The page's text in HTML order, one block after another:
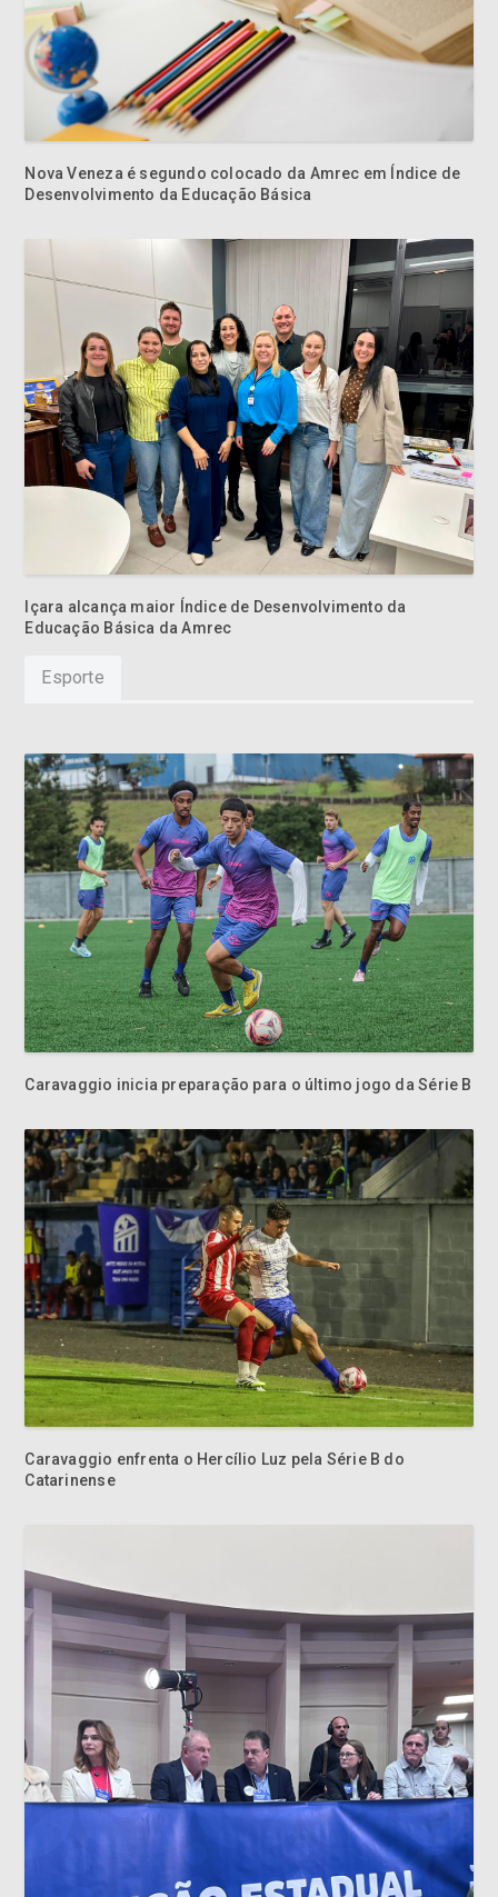
Nova Veneza é segundo colocado da Amrec em Índice de
Desenvolvimento da Educação Básica
Içara alcança maior Índice de Desenvolvimento da
Educação Básica da Amrec
Esporte
Caravaggio inicia preparação para o último jogo da Série B
Caravaggio enfrenta o Hercílio Luz pela Série B do
Catarinense